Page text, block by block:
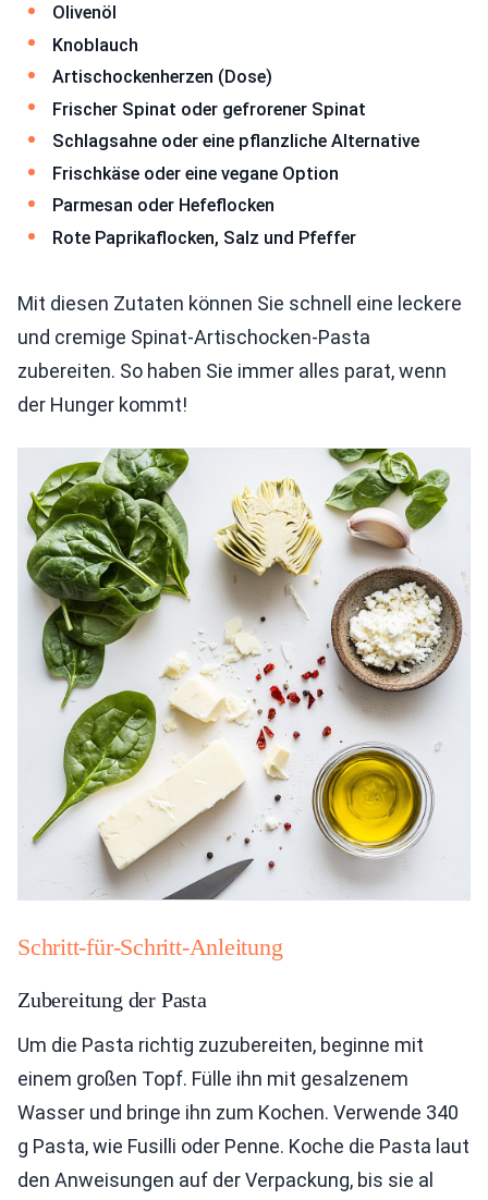
Olivenöl
Knoblauch
Artischockenherzen (Dose)
Frischer Spinat oder gefrorener Spinat
Schlagsahne oder eine pflanzliche Alternative
Frischkäse oder eine vegane Option
Parmesan oder Hefeflocken
Rote Paprikaflocken, Salz und Pfeffer
Mit diesen Zutaten können Sie schnell eine leckere
und cremige Spinat-Artischocken-Pasta
zubereiten. So haben Sie immer alles parat, wenn
der Hunger kommt!
Schritt-für-Schritt-Anleitung
Zubereitung der Pasta
Um die Pasta richtig zuzubereiten, beginne mit
einem großen Topf. Fülle ihn mit gesalzenem
Wasser und bringe ihn zum Kochen. Verwende 340
g Pasta, wie Fusilli oder Penne. Koche die Pasta laut
den Anweisungen auf der Verpackung, bis sie al